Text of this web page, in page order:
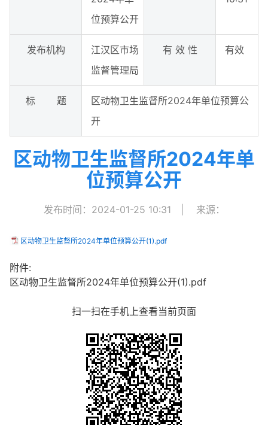
位预算公开
发布机构
江汉区市场
监督管理局
有 效 性 有效
标 题
区动物卫生监督所2024年单位预算公
开
区动物卫生监督所2024年单
位预算公开
发布时间：2024-01-25 10:31 来源：
区动物卫生监督所2024年单位预算公开(1).pdf
附件:
区动物卫生监督所2024年单位预算公开(1).pdf
扫一扫在手机上查看当前页面